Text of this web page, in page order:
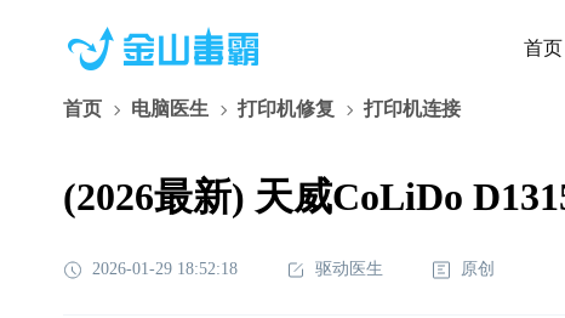
首页
首页 电脑医生 打印机修复 打印机连接
(2026最新) 天威CoLiDo
2026-01-29 18:52:18 驱动医生 原创